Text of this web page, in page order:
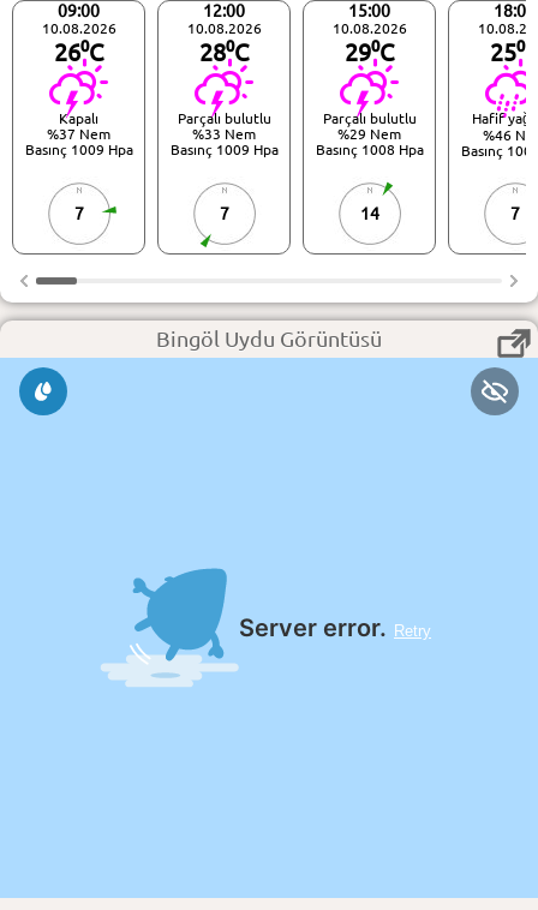
09:00
10.08.2026
26⁰C
Kapalı
%37 Nem
Basınç 1009 Hpa
7
12:00
10.08.2026
28⁰C
Parçalı bulutlu
%33 Nem
Basınç 1009 Hpa
7
15:00
10.08.2026
29⁰C
Parçalı bulutlu
%29 Nem
Basınç 1008 Hpa
14
18:00
25⁰C
Hafif
%46
Basınç
7
Bingöl Uydu Görüntüsü